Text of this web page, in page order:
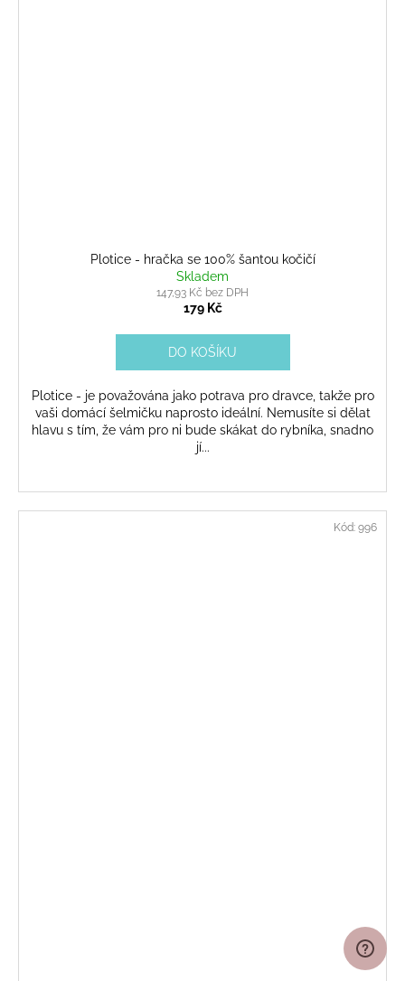
Plotice - hračka se 100% šantou kočičí
Skladem
147,93 Kč bez DPH
179 Kč
DO KOŠÍKU
Plotice - je považována jako potrava pro dravce, takže pro
vaši domácí šelmičku naprosto ideální. Nemusíte si dělat
hlavu s tím, že vám pro ni bude skákat do rybníka, snadno
jí...
Kód: 996